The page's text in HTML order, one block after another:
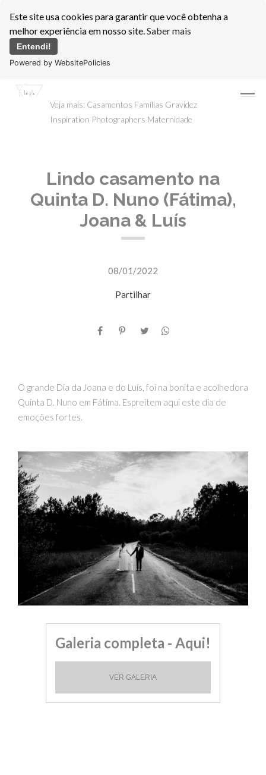
Este site usa cookies para garantir que você obtenha a
melhor experiência em nosso site.Saber mais
Entendi!
Powered by WebsitePolicies
menu
Veja mais: Casamentos Famílias Gravidez
Inspiration Photographers Maternidade
Lindo casamento na
Quinta D. Nuno (Fátima),
Joana & Luís
08/01/2022
Partilhar
O grande Dia da Joana e do Luís, foi na bonita e acolhedora
Quinta D. Nuno em Fátima. Espreitem aqui este dia de
emoções fortes.
Galeria completa - Aqui!
VER GALERIA